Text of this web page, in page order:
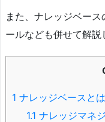
また、ナレッジベー
ールなども併せて解説
1 ナレッジベースと
1.1 ナレッジマネ